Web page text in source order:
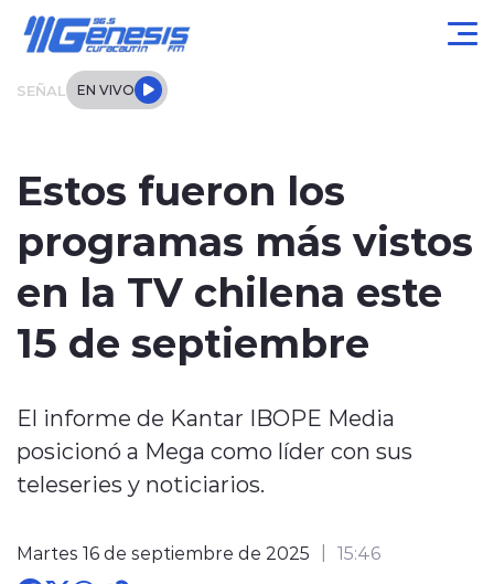
SEÑAL EN VIVO
Regional
Tendencias
Entrevistas
Deportes
Estos fueron los
programas más vistos
en la TV chilena este
15 de septiembre
El informe de Kantar IBOPE Media
posicionó a Mega como líder con sus
teleseries y noticiarios.
Martes 16 de septiembre de 2025 15:46